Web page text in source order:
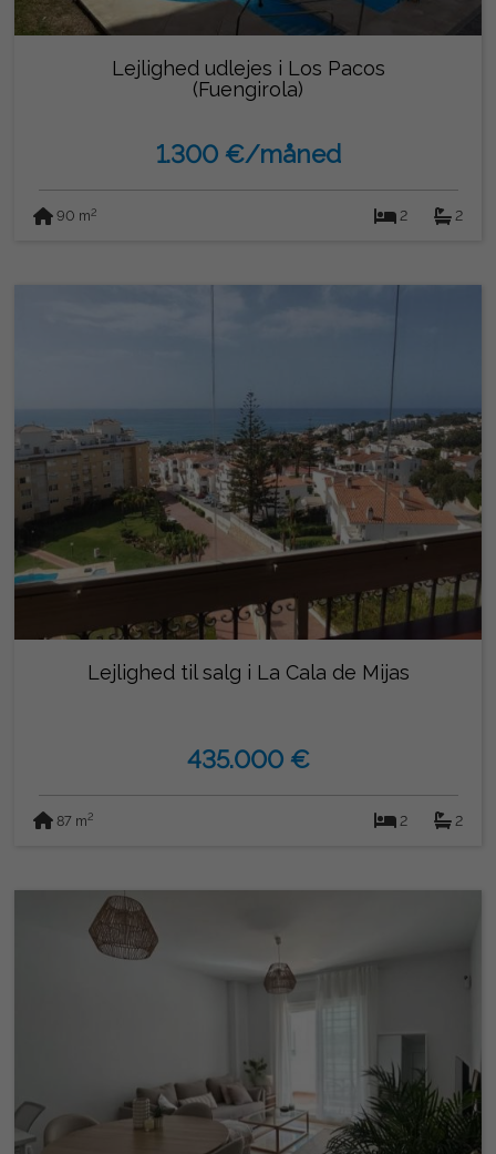
Lejlighed udlejes i Los Pacos
(Fuengirola)
1.300 €/måned
90 m2 2 2
Lejlighed til salg i La Cala de Mijas
435.000 €
87 m2 2 2